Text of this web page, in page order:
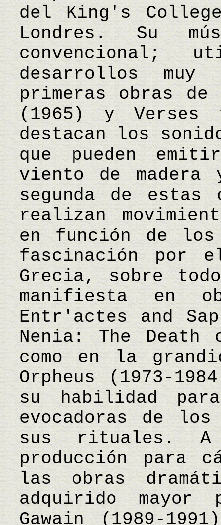
del King's
Londres. Su
convencional;
desarrollos
primeras obras de
(1965) y Verses
destacan los
que pueden
viento de
segunda de
realizan
en función de los
fascinación por
Grecia, sobre
manifiesta en
Entr'actes and
Nenia: The Death
como en la
Orpheus (1973-
su habilidad
evocadoras de
sus rituales.
producción para
las obras
adquirido mayor
Gawain (1989-